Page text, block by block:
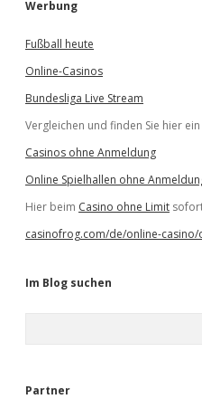
Werbung
Fußball heute
Online-Casinos
Bundesliga Live Stream
Vergleichen und finden Sie hier
Casinos ohne Anmeldung
Online Spielhallen ohne
Hier beim Casino ohne Limit
casinofrog.com/de/online-
Im Blog suchen
e
Partner